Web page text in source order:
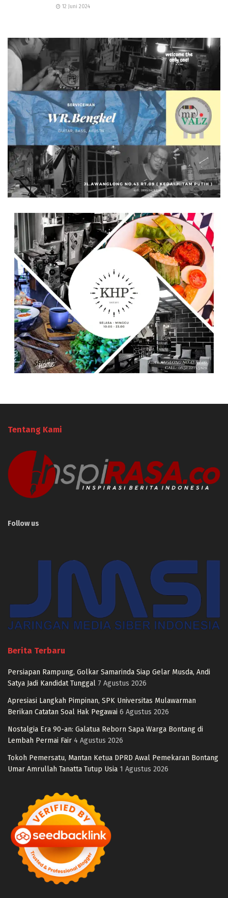
12 Juni 2024
Tentang Kami
Follow us
Berita Terbaru
Persiapan Rampung, Golkar Samarinda Siap Gelar Musda, Andi
Satya Jadi Kandidat Tunggal 7 Agustus 2026
Apresiasi Langkah Pimpinan, SPK Universitas Mulawarman
Berikan Catatan Soal Hak Pegawai 6 Agustus 2026
Nostalgia Era 90-an: Galatua Reborn Sapa Warga Bontang di
Lembah Permai Fair 4 Agustus 2026
Tokoh Pemersatu, Mantan Ketua DPRD Awal Pemekaran Bontang
Umar Amrullah Tanatta Tutup Usia 1 Agustus 2026